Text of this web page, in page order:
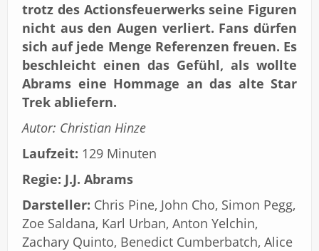
trotz des Actionsfeuerwerks seine Figuren
nicht aus den Augen verliert. Fans dürfen
sich auf jede Menge Referenzen freuen. Es
beschleicht einen das Gefühl, als wollte
Abrams eine Hommage an das alte Star
Trek abliefern.
Autor: Christian Hinze
Laufzeit: 129 Minuten
Regie: J.J. Abrams
Darsteller: Chris Pine, John Cho, Simon Pegg,
Zoe Saldana, Karl Urban, Anton Yelchin,
Zachary Quinto, Benedict Cumberbatch, Alice